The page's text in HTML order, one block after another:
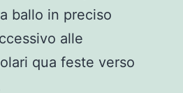
ballo in preciso
alle
qua feste verso